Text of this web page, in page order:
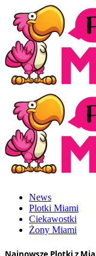
News
Plotki Miami
Ciekawostki
Żony Miami